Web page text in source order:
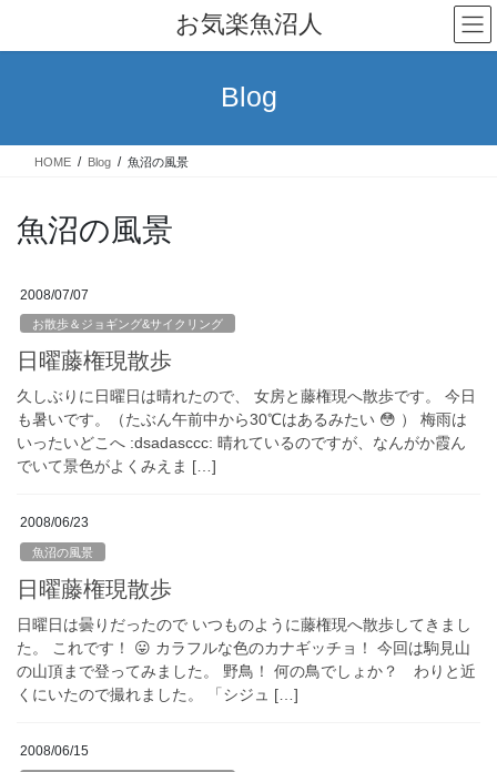
テ
ス
ゲ
ン
お気楽魚沼人
Blog
HOME Blog 魚沼の風景
魚沼の風景
2008/07/07
お散歩＆ジョギング&サイクリング
日曜藤権現散歩
久しぶりに日曜日は晴れたので、 女房と藤権現へ散歩です。 今日
も暑いです。（たぶん午前中から30℃はあるみたい 😳 ） 梅雨は
いったいどこへ :dsadasccc: 晴れているのですが、なんがか霞ん
でいて景色がよくみえま […]
2008/06/23
魚沼の風景
日曜藤権現散歩
日曜日は曇りだったので いつものように藤権現へ散歩してきまし
た。 これです！ 😛 カラフルな色のカナギッチョ！ 今回は駒見山
の山頂まで登ってみました。 野鳥！ 何の鳥でしょか？ わりと近
くにいたので撮れました。 「シジュ […]
2008/06/15